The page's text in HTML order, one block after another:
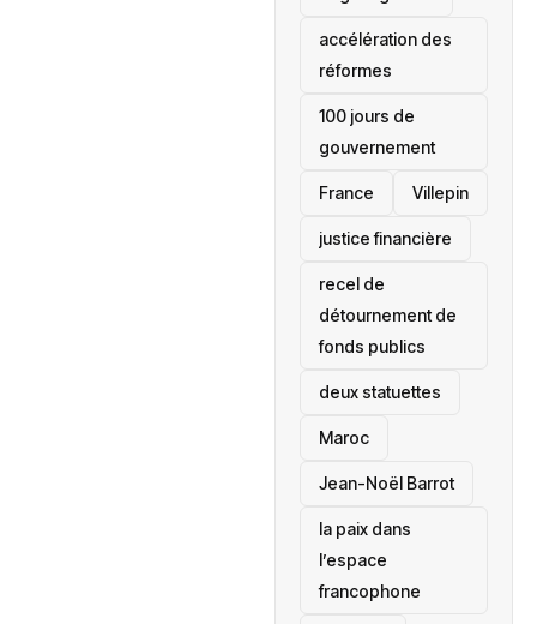
accélération des
réformes
100 jours de
gouvernement
France Villepin
justice financière
recel de
détournement de
fonds publics
deux statuettes
Maroc
Jean-Noël Barrot
la paix dans
l’espace
francophone